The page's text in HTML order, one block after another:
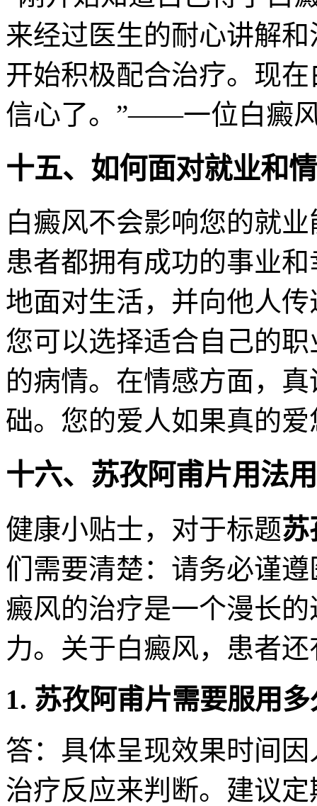
来经过医生的耐心讲解
开始积极配合治疗。现
信心了。”——一位白癜
十五、如何面对就业和
白癜风不会影响您的就
患者都拥有成功的事业
地面对生活，并向他人
您可以选择适合自己的
的病情。在情感方面，
础。您的爱人如果真的
十六、苏孜阿甫片用法
健康小贴士，对于标题苏
们需要清楚：请务必谨
癜风的治疗是一个漫长
力。关于白癜风，患者
1. 苏孜阿甫片需要服用
答：具体呈现效果时间
治疗反应来判断。建议